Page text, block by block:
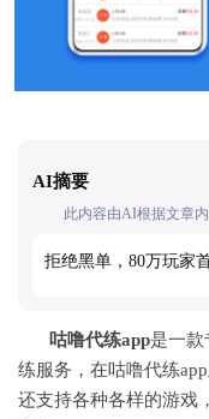
AI摘要
此内容由AI根据文章
拒绝黑单，80万玩家
咕噜代练app是一款
练服务，在咕噜代练
还支持各种各样的游戏